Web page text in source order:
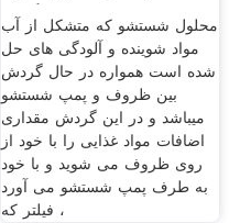
تعمیرگاه
محلول شستشو که متشکل از آب
مواد شوینده و آلودگی های حل
شده است همواره در حال گردش
بین ظروف و پمپ شستشو
میباشد و در این گردش مقداری
اضافات مواد غذایی را با خود از
روی ظروف می شوید و با خود
به طرف پمپ شستشو می آورد
، فیلتر که